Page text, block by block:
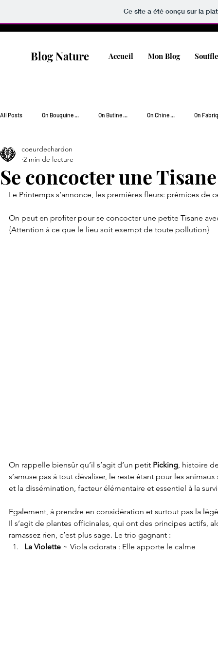
Ce site a été conçu sur la
Blog Nature Accueil Mon Blog
All Posts On Bouquine ... On Butine ... On Chine ... On
On Jardine ... On Popotte ...
On Vagabonde ...
Se concocter une
coeurdechardon
2 min de lecture
Le Printemps s’annonce, les premières fleurs: prémices
On peut en profiter pour se concocter une petite Tisane
{Attention à ce que le lieu soit exempt de toute pollution}
On rappelle biensûr qu’il s’agit d’un petit Picking, histoire
s’amuse pas à tout dévaliser, le reste étant pour les
et la dissémination, facteur élémentaire et essentiel à la
Egalement, à prendre en considération et surtout pas la
Il s’agit de plantes officinales, qui ont des principes actifs,
ramassez rien, c’est plus sage. Le trio gagnant :
La Violette ~ Viola odorata : Elle apporte le calme